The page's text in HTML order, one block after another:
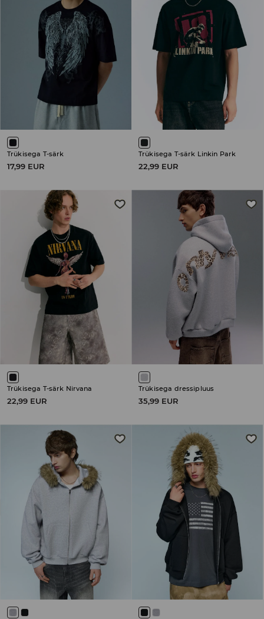
Trükisega T-särk
17,99 EUR
Trükisega T-särk Linkin Park
22,99 EUR
Trükisega T-särk Nirvana
22,99 EUR
Trükisega dressipluus
35,99 EUR